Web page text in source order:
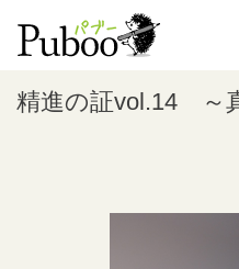
精進の証vol.14 ～